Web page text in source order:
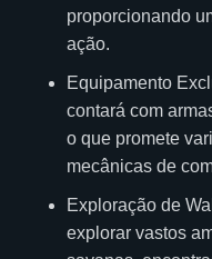
proporcionando
ação.
Equipamento
contará com
o que promete
mecânicas de
Exploração de
explorar vastos